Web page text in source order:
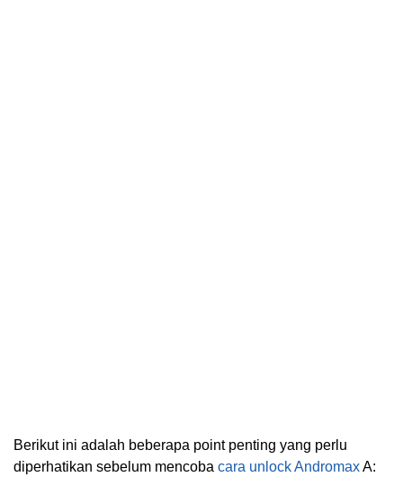
Berikut ini adalah beberapa point penting yang perlu
diperhatikan sebelum mencoba cara unlock AndromaxA: